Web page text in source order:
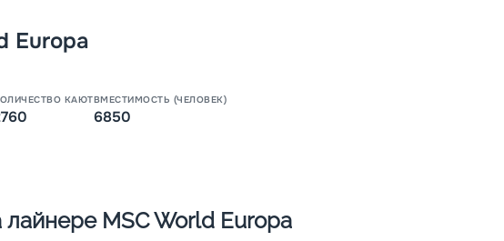
Europa
КАЮТВМЕСТИМОСТЬ (ЧЕЛОВЕК)
6850
MSC World Europa